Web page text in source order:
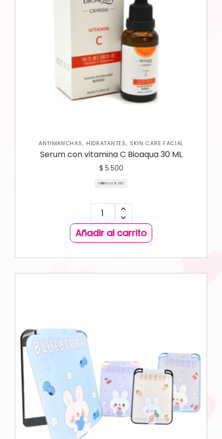
ANTIMANCHAS, HIDRATANTES, SKIN CARE FACIAL
Serum con vitamina C Bioaqua 30 ML
$ 5.500
Mililitro a: $ 183
Añadir al carrito